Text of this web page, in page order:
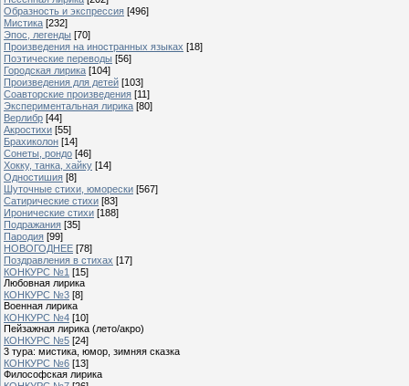
Образность и экспрессия [496]
Мистика [232]
Эпос, легенды [70]
Произведения на иностранных языках [18]
Поэтические переводы [56]
Городская лирика [104]
Произведения для детей [103]
Соавторские произведения [11]
Экспериментальная лирика [80]
Верлибр [44]
Акростихи [55]
Брахиколон [14]
Сонеты, рондо [46]
Хокку, танка, хайку [14]
Одностишия [8]
Шуточные стихи, юморески [567]
Сатирические стихи [83]
Иронические стихи [188]
Подражания [35]
Пародия [99]
НОВОГОДНЕЕ [78]
Поздравления в стихах [17]
КОНКУРС №1 [15]
Любовная лирика
КОНКУРС №3 [8]
Военная лирика
КОНКУРС №4 [10]
Пейзажная лирика (лето/акро)
КОНКУРС №5 [24]
3 тура: мистика, юмор, зимняя сказка
КОНКУРС №6 [13]
Философская лирика